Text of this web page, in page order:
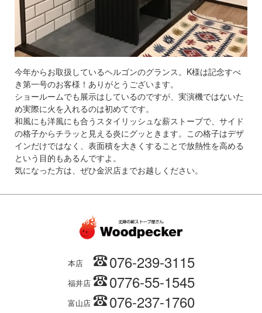
今年からお取扱しているヘルゴンのグランス。K様は記念すべ
き第一号のお客様！ありがとうございます。
ショールームでも展示はしているのですが、実演機ではないた
め実際に火を入れるのは初めてです。
和風にも洋風にも合うスタイリッシュな薪ストーブで、サイド
の格子からチラッと見える炎にグッときます。この格子はデザ
インだけではなく、表面積を大きくすることで放熱性を高める
という目的もあるんですよ。
気になった方は、ぜひ金沢店までお越しください。
本店 076-239-3115
福井店 0776-55-1545
富山店 076-237-1760